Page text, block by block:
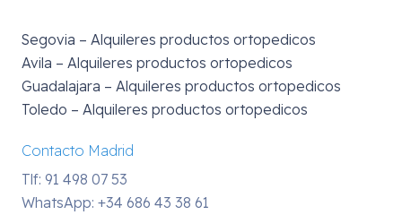
Segovia – Alquileres productos ortopedicos
Avila – Alquileres productos ortopedicos
Guadalajara – Alquileres productos ortopedicos
Toledo – Alquileres productos ortopedicos
Contacto Madrid
Tlf: 91 498 07 53
WhatsApp: +34 686 43 38 61